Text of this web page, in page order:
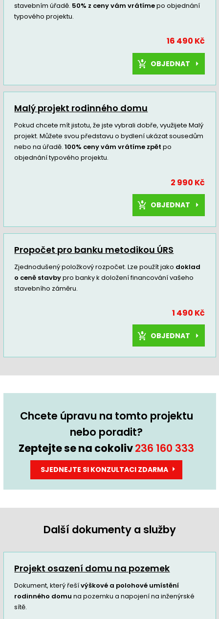
stavebním úřadě. 50% z ceny vám vrátímepo objednání
typového projektu.
16 490 Kč
OBJEDNAT
Malý projekt rodinného domu
Pokud chcete mít jistotu, že jste vybrali dobře, využijete Malý
projekt. Můžete svou představu o bydlení ukázat sousedům
nebo na úřadě.100% ceny vám vrátíme zpět po
objednání typového projektu.
2 990 Kč
OBJEDNAT
Propočet pro banku metodikou ÚRS
Zjednodušený položkový rozpočet. Lze použít jako doklad
o ceně stavbypro banky k doložení financování vašeho
stavebního záměru.
1 490 Kč
OBJEDNAT
Chcete úpravu na tomto projektu
nebo poradit?
Zeptejte se na cokoliv236 160 333
SJEDNEJTE SI KONZULTACI ZDARMA
Další dokumenty a služby
Projekt osazení domu na pozemek
Dokument, který řešívýškové a polohové umístění
rodinného domu na pozemku a napojení na inženýrské
sítě.